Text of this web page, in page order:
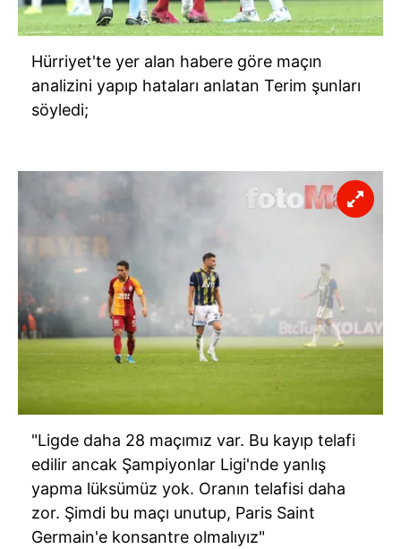
Hürriyet'te yer alan habere göre maçın
analizini yapıp hataları anlatan Terim şunları
söyledi;
"Ligde daha 28 maçımız var. Bu kayıp telafi
edilir ancak Şampiyonlar Ligi'nde yanlış
yapma lüksümüz yok. Oranın telafisi daha
zor. Şimdi bu maçı unutup, Paris Saint
Germain'e konsantre olmalıyız"